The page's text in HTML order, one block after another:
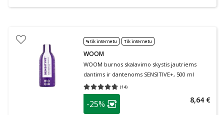
% tik internetu Tik internetu
WOOM
WOOM burnos skalavimo skystis jautriems
dantims ir dantenoms SENSITIVE+, 500 ml
(14)
Vidutinis įvertinimas 4.71
patarimas
Lojalumo klubo narių nuolaida
-25% 8,64 €